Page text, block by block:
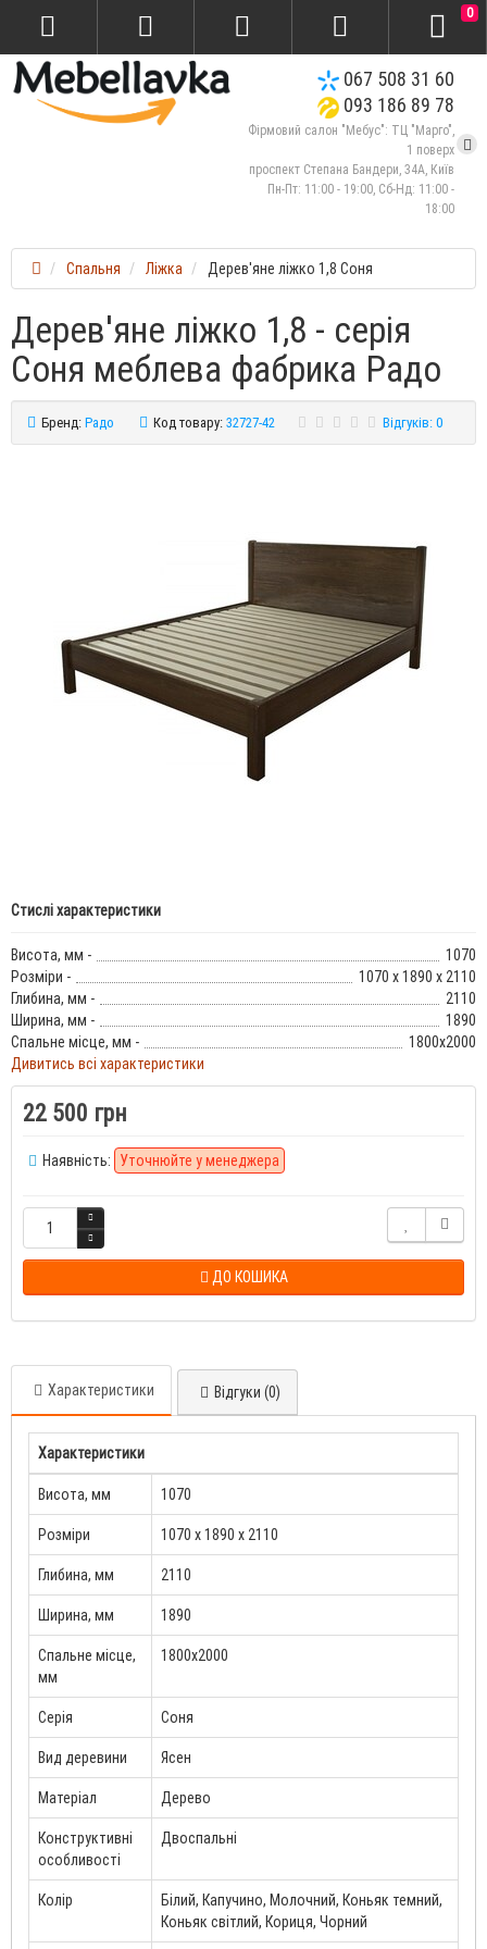
067 508 31 60
093 186 89 78
Фірмовий салон "Мебус": ТЦ "Марго",
1 поверх
проспект Степана Бандери, 34А, Київ
Пн-Пт: 11:00 - 19:00, Сб-Нд: 11:00 -
18:00
0
Спальня Ліжка Дерев'яне ліжко 1,8 Соня
Дерев'яне ліжко 1,8 - серія
Соня меблева фабрика Радо
Бренд:Радо Код товару:32727-42 Відгуків: 0
Стислі характеристики
Висота, мм -
1070
Розміри -
1070 х 1890 х 2110
Глибина, мм -
2110
Ширина, мм -
1890
Спальне місце, мм -
1800x2000
Дивитись всі характеристики
22 500 грн
Наявність: Уточнюйте у менеджера
ДО КОШИКА
Характеристики Відгуки (0)
Характеристики
Висота, мм 1070
Розміри 1070 х 1890 х 2110
Глибина, мм 2110
Ширина, мм 1890
Спальне місце,
мм
1800x2000
Серія Соня
Вид деревини Ясен
Матеріал Дерево
Конструктивні
особливості
Двоспальні
Колір
Білий, Капучино, Молочний, Коньяк темний,
Коньяк світлий, Кориця, Чорний